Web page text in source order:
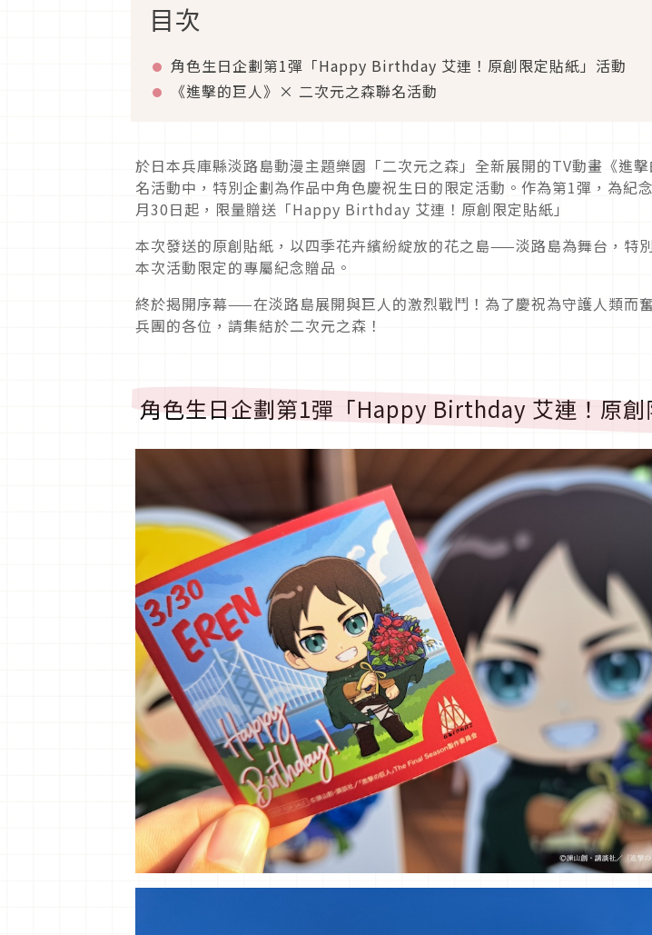
目次
角色生日企劃第1彈「Happy Birthday 艾連！原創限定貼紙」活動
《進擊的巨人》× 二次元之森聯名活動
於日本兵庫縣淡路島動漫主題樂園「二次元之森」全新展開的TV動畫《進
名活動中，特別企劃為作品中角色慶祝生日的限定活動。作為第1彈，為紀
月30日起，限量贈送「Happy Birthday 艾連！原創限定貼紙」
本次發送的原創貼紙，以四季花卉繽紛綻放的花之島——淡路島為舞台，特
本次活動限定的專屬紀念贈品。
終於揭開序幕——在淡路島展開與巨人的激烈戰鬥！為了慶祝為守護人類而
兵團的各位，請集結於二次元之森！
角色生日企劃第1彈「Happy Birthday 艾連！原創